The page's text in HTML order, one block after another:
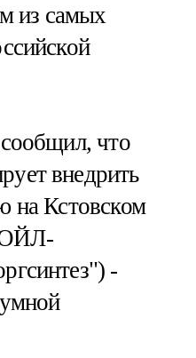
из самых
что
внедрить
на Кстовском
-